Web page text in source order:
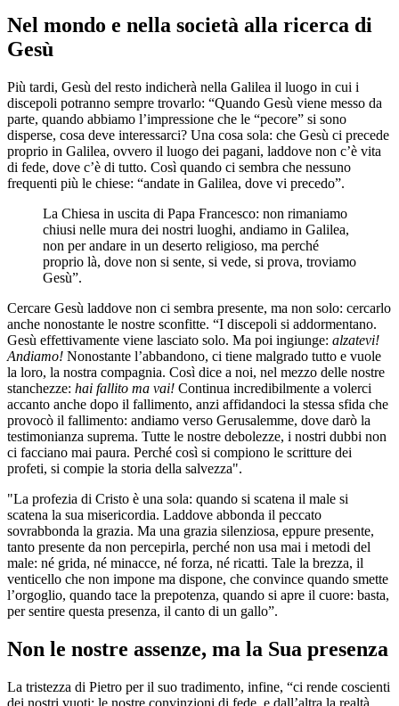
Nel mondo e nella società alla ricerca di
Gesù
Più tardi, Gesù del resto indicherà nella Galilea il luogo in cui i
discepoli potranno sempre trovarlo: “Quando Gesù viene messo da
parte, quando abbiamo l’impressione che le “pecore” si sono
disperse, cosa deve interessarci? Una cosa sola: che Gesù ci precede
proprio in Galilea, ovvero il luogo dei pagani, laddove non c’è vita
di fede, dove c’è di tutto. Così quando ci sembra che nessuno
frequenti più le chiese: “andate in Galilea, dove vi precedo”.
La Chiesa in uscita di Papa Francesco: non rimaniamo
chiusi nelle mura dei nostri luoghi, andiamo in Galilea,
non per andare in un deserto religioso, ma perché
proprio là, dove non si sente, si vede, si prova, troviamo
Gesù”.
Cercare Gesù laddove non ci sembra presente, ma non solo: cercarlo
anche nonostante le nostre sconfitte. “I discepoli si addormentano.
Gesù effettivamente viene lasciato solo. Ma poi ingiunge: alzatevi!
Andiamo! Nonostante l’abbandono, ci tiene malgrado tutto e vuole
la loro, la nostra compagnia. Così dice a noi, nel mezzo delle nostre
stanchezze: hai fallito ma vai! Continua incredibilmente a volerci
accanto anche dopo il fallimento, anzi affidandoci la stessa sfida che
provocò il fallimento: andiamo verso Gerusalemme, dove darò la
testimonianza suprema. Tutte le nostre debolezze, i nostri dubbi non
ci facciano mai paura. Perché così si compiono le scritture dei
profeti, si compie la storia della salvezza".
"La profezia di Cristo è una sola: quando si scatena il male si
scatena la sua misericordia. Laddove abbonda il peccato
sovrabbonda la grazia. Ma una grazia silenziosa, eppure presente,
tanto presente da non percepirla, perché non usa mai i metodi del
male: né grida, né minacce, né forza, né ricatti. Tale la brezza, il
venticello che non impone ma dispone, che convince quando smette
l’orgoglio, quando tace la prepotenza, quando si apre il cuore: basta,
per sentire questa presenza, il canto di un gallo”.
Non le nostre assenze, ma la Sua presenza
La tristezza di Pietro per il suo tradimento, infine, “ci rende coscienti
dei nostri vuoti: le nostre convinzioni di fede, e dall’altra la realtà